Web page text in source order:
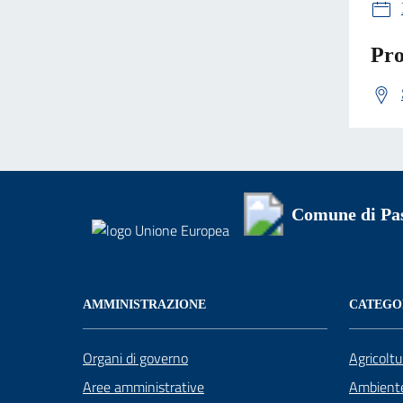
Comune di
AMMINISTRAZIONE
Organi di governo
Aree amministrative